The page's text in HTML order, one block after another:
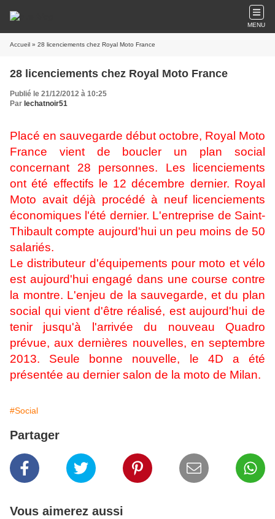
MENU
Accueil » 28 licenciements chez Royal Moto France
28 licenciements chez Royal Moto France
Publié le 21/12/2012 à 10:25
Par lechatnoir51
Placé en sauvegarde début octobre, Royal Moto
France vient de boucler un plan social
concernant 28 personnes. Les licenciements
ont été effectifs le 12 décembre dernier. Royal
Moto avait déjà procédé à neuf licenciements
économiques l'été dernier. L'entreprise de Saint-
Thibault compte aujourd'hui un peu moins de 50
salariés.
Le distributeur d'équipements pour moto et vélo
est aujourd'hui engagé dans une course contre
la montre. L'enjeu de la sauvegarde, et du plan
social qui vient d'être réalisé, est aujourd'hui de
tenir jusqu'à l'arrivée du nouveau Quadro
prévue, aux dernières nouvelles, en septembre
2013. Seule bonne nouvelle, le 4D a été
présentée au dernier salon de la moto de Milan.
#Social
Partager
Vous aimerez aussi